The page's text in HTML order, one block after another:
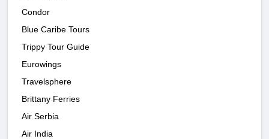
Condor
Blue Caribe Tours
Trippy Tour Guide
Eurowings
Travelsphere
Brittany Ferries
Air Serbia
Air India